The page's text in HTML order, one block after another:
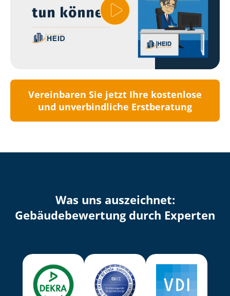
Vereinbaren Sie jetzt Ihre kostenlose
und unverbindliche Erstberatung
Was uns auszeichnet:
Ge­bäu­de­be­wer­tung durch Experten